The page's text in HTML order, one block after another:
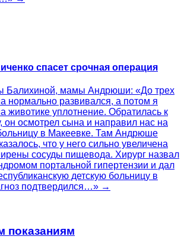
спасет срочная операция
Балихиной, мамы Андрюши: «До трех
нормально развивался, а потом я
животике уплотнение. Обратилась к
он осмотрел сына и направил нас на
в Макеевке. Там Андрюше
что у него сильно увеличена
сосуды пищевода. Хирург назвал
портальной гипертензии и дал
детскую больницу в
подтвердился…» →
показаниям